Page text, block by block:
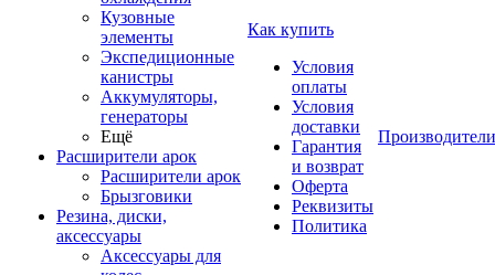
Кузовные
элементы
Экспедиционные
канистры
Аккумуляторы,
генераторы
Ещё
Расширители арок
Расширители арок
Брызговики
Резина, диски,
аксессуары
Аксессуары для
Как купить
Условия
оплаты
Условия
доставки
Гарантия
и возврат
Оферта
Реквизиты
Политика
Производители